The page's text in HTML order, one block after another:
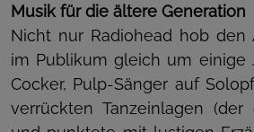
Musik für die ältere Generation
Nicht nur Radiohead hob den
im Publikum gleich um einige
Cocker, Pulp-Sänger auf
verrückten Tanzeinlagen